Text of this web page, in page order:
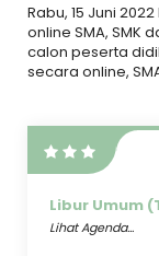
Rabu, 15 Juni
online SMA, SMK
calon peserta
secara online,
Libur Umum
Lihat Agenda...